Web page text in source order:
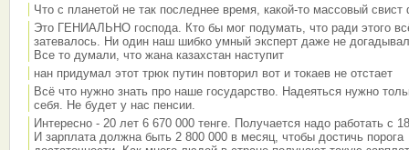
Что с планетой не так последнее время, какой-то массовый свист
Это ГЕНИАЛЬНО господа. Кто бы мог подумать, что ради этого
затевалось. Ни один наш шибко умный эксперт даже не
Все то думали, что жана казахстан наступит
нан придумал этот трюк путин повторил вот и токаев не отстает
Всё что нужно знать про наше государство. Надеяться нужно
себя. Не будет у нас пенсии.
Интересно - 20 лет 6 670 000 тенге. Получается надо работать с
И зарплата должна быть 2 800 000 в месяц, чтобы достичь порога